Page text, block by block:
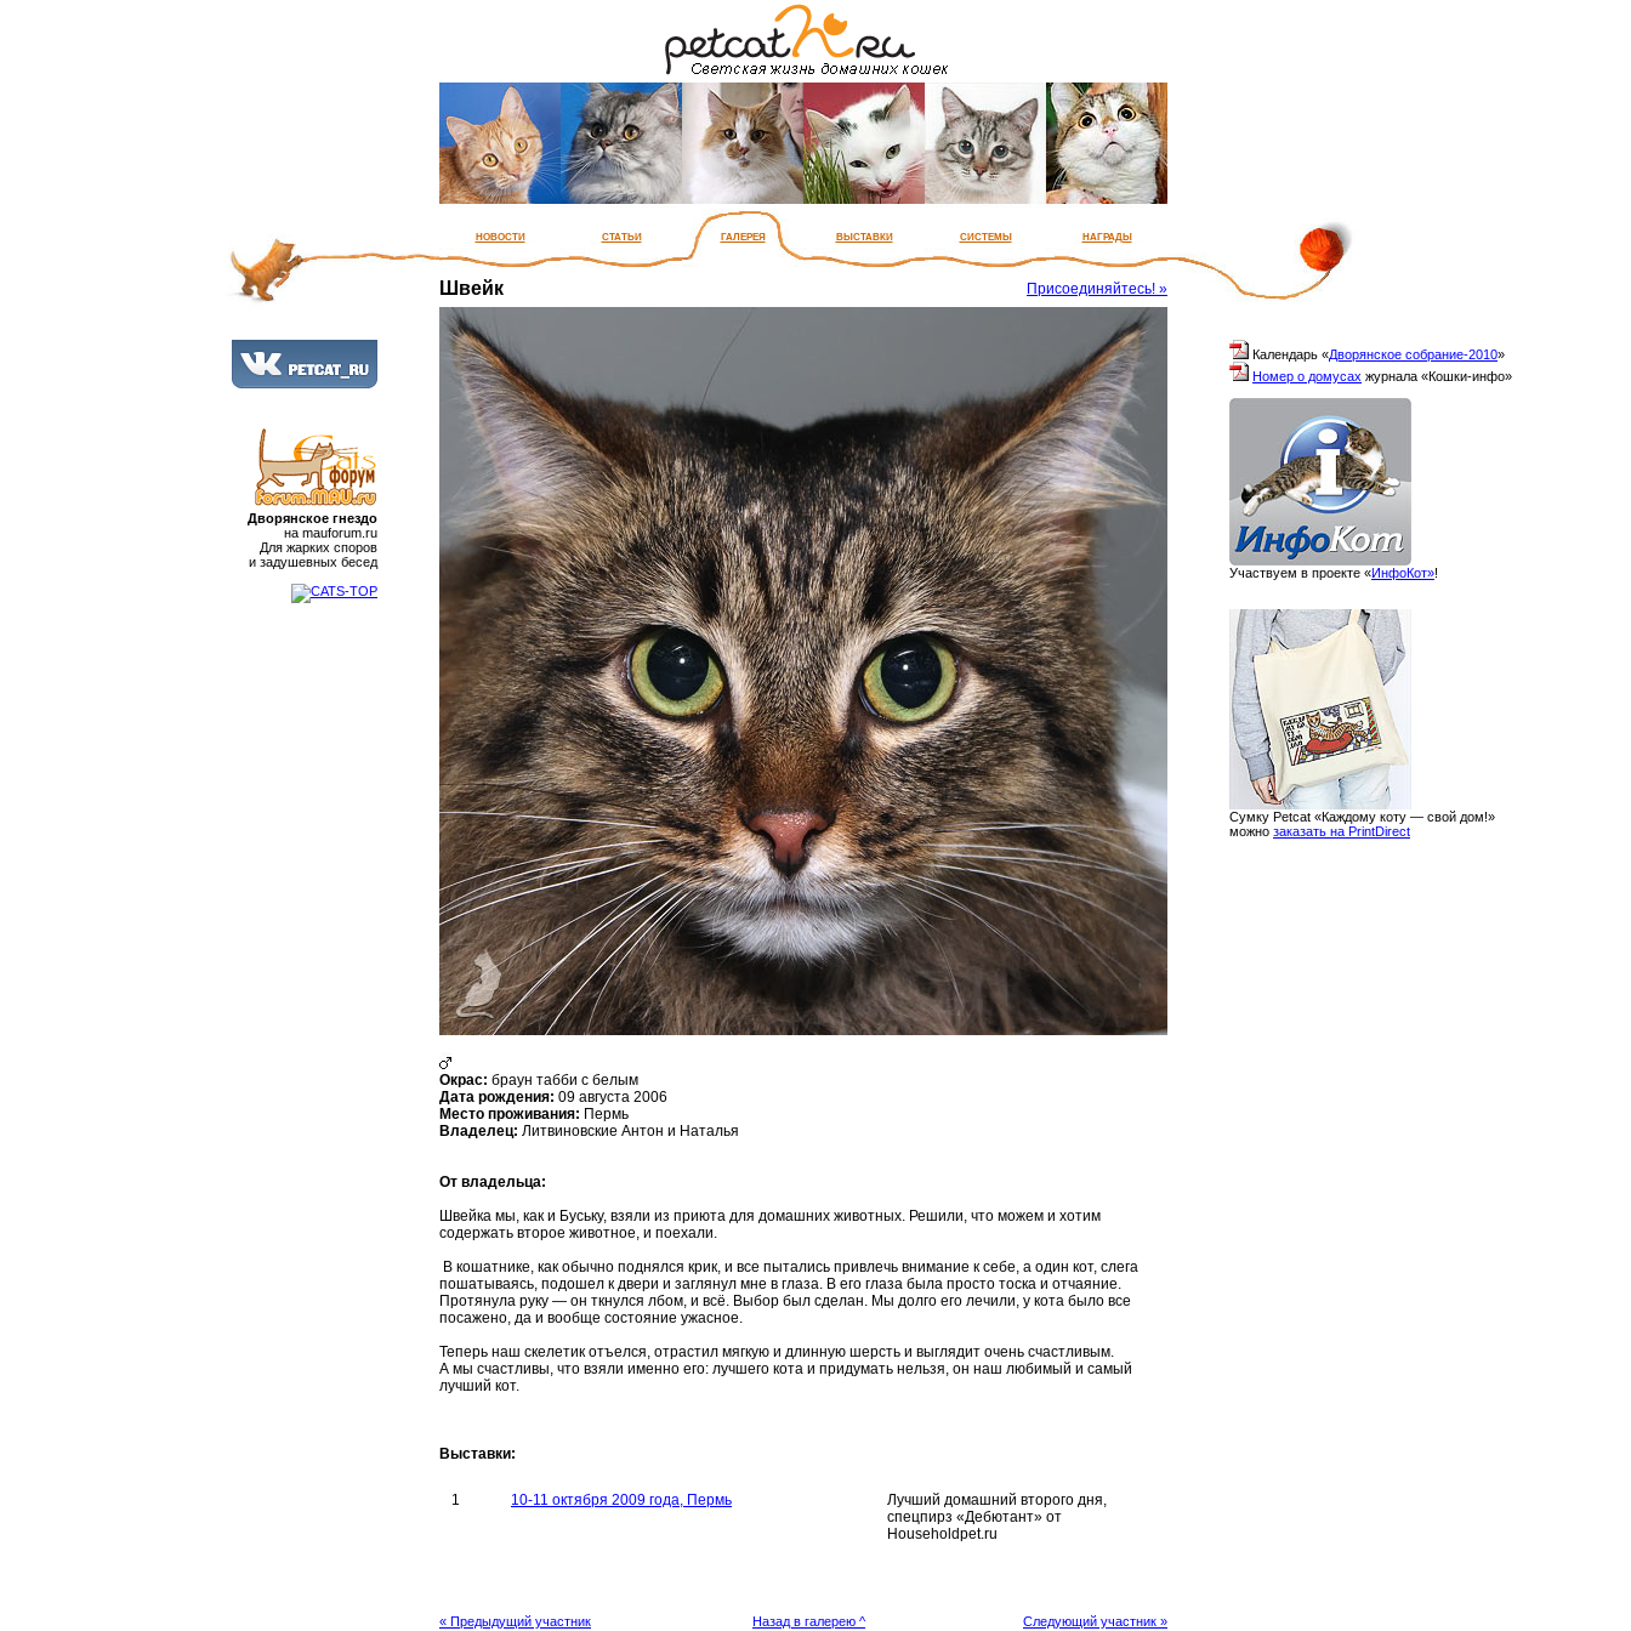
Дворянское гнездо
на mauforum.ru
Для жарких споров
и задушевных бесед
новости статьи галерея выставки системы награды
Швейк Присоединяйтесь! »
Окрас: браун табби с белым
Дата рождения: 09 августа 2006
Место проживания: Пермь
Владелец: Литвиновские Антон и Наталья
От владельца:
Швейка мы, как и Буську, взяли из приюта для домашних животных. Решили, что можем и хотим
содержать второе животное, и поехали.
В кошатнике, как обычно поднялся крик, и все пытались привлечь внимание к себе, а один кот, слега
пошатываясь, подошел к двери и заглянул мне в глаза. В его глаза была просто тоска и отчаяние.
Протянула руку — он ткнулся лбом, и всё. Выбор был сделан. Мы долго его лечили, у кота было все
посажено, да и вообще состояние ужасное.
Теперь наш скелетик отъелся, отрастил мягкую и длинную шерсть и выглядит очень счастливым.
А мы счастливы, что взяли именно его: лучшего кота и придумать нельзя, он наш любимый и самый
лучший кот.
Выставки:
1 10-11 октября 2009 года, Пермь
Лучший домашний второго дня,
спецпирз «Дебютант» от
Householdpet.ru
« Предыдущий участник Назад в галерею ^ Следующий участник »
Календарь «Дворянское собрание-2010»
Номер о домусах журнала «Кошки-инфо»
Участвуем в проекте «ИнфоКот»!
Сумку Petcat «Каждому коту — свой дом!»
можно заказать на PrintDirect